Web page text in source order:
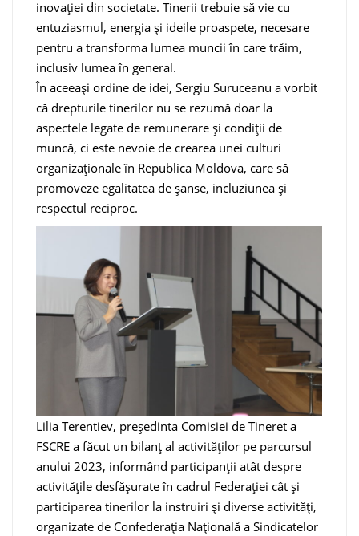
inovației din societate. Tinerii trebuie să vie cu
entuziasmul, energia și ideile proaspete, necesare
pentru a transforma lumea muncii în care trăim,
inclusiv lumea în general.
În aceeași ordine de idei, Sergiu Suruceanu a vorbit
că drepturile tinerilor nu se rezumă doar la
aspectele legate de remunerare și condiții de
muncă, ci este nevoie de crearea unei culturi
organizaționale în Republica Moldova, care să
promoveze egalitatea de șanse, incluziunea și
respectul reciproc.
Lilia Terentiev, președinta Comisiei de Tineret a
FSCRE a făcut un bilanț al activităților pe parcursul
anului 2023, informând participanții atât despre
activitățile desfășurate în cadrul Federației cât și
participarea tinerilor la instruiri și diverse activități,
organizate de Confederația Națională a Sindicatelor